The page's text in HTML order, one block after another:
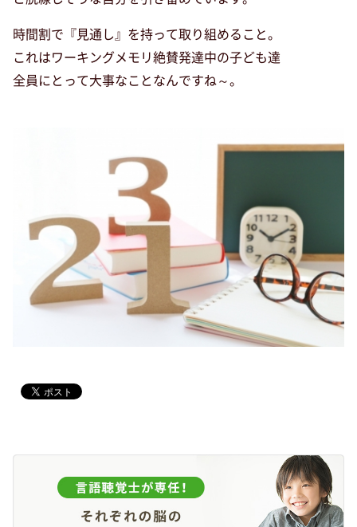
時間割で『見通し』を持って取り組めること。
これはワーキングメモリ絶賛発達中の子ども達
全員にとって大事なことなんですね～。